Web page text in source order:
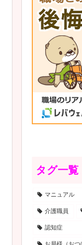
タグ一覧
マニュアル
介護職員
認知症